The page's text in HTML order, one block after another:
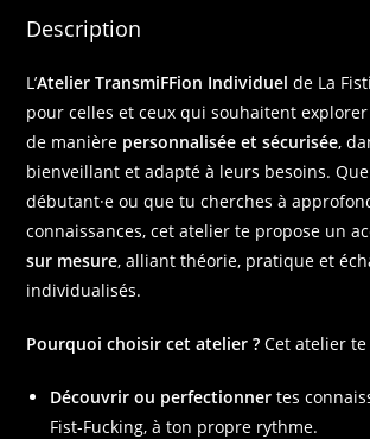
Description
L’Atelier TransmiFFion Individuel de La
pour celles et ceux qui souhaitent
de manière personnalisée et sécurisée,
bienveillant et adapté à leurs besoins.
débutant·e ou que tu cherches à
connaissances, cet atelier te propose un
sur mesure, alliant théorie, pratique et
individualisés.
Pourquoi choisir cet atelier ? Cet atelier
Découvrir ou perfectionner tes
Fist-Fucking, à ton propre rythme.